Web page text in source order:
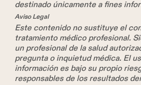
destinado únicamente a fines
Aviso Legal
Este contenido no sustituye el
tratamiento médico profesional.
un profesional de la salud
pregunta o inquietud médica. El
información es bajo su propio
responsables de los resultados